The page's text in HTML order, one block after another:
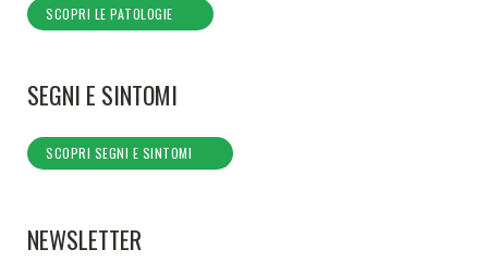
SCOPRI LE PATOLOGIE
SEGNI E SINTOMI
SCOPRI SEGNI E SINTOMI
NEWSLETTER